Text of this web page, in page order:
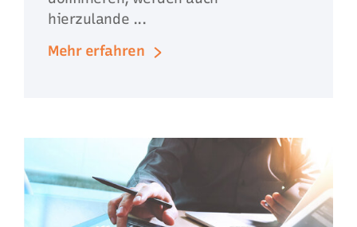
hierzulande ...
Mehr erfahren